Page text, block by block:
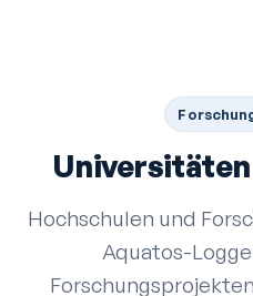
Hochschulen und
Aquatos-